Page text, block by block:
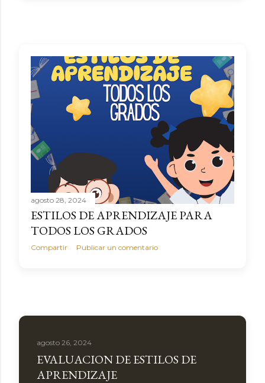
agosto 28, 2024
ESTILOS DE APRENDIZAJE PARA
TODOS LOS GRADOS
Compartir Publicar un comentario
agosto 26, 2024
EVALUACION DE ESTILOS DE
APRENDIZAJE